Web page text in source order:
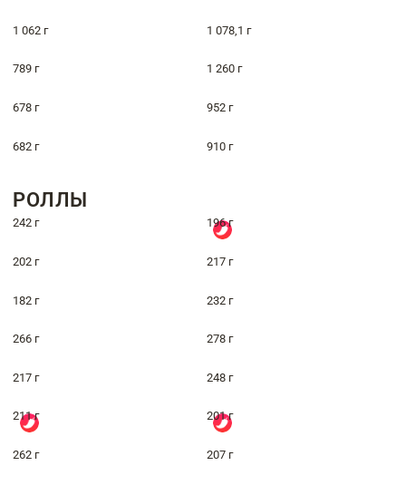
1 062 г 1 078,1 г
789 г 1 260 г
678 г 952 г
682 г 910 г
РОЛЛЫ
242 г 196 г
202 г 217 г
182 г 232 г
266 г 278 г
217 г 248 г
211 г 201 г
262 г 207 г